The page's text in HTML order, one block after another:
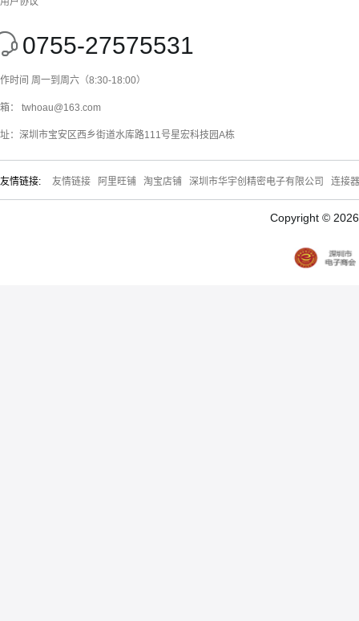
0755-27575531
时间 周一到周六（8:30-18:00）
： twhoau@163.com
：深圳市宝安区西乡街道水库路111号星宏科技园A栋
友情链接: 友情链接 阿里旺铺 淘宝店铺 深圳市华宇创精密电子有限公司 连接
Copyright ©